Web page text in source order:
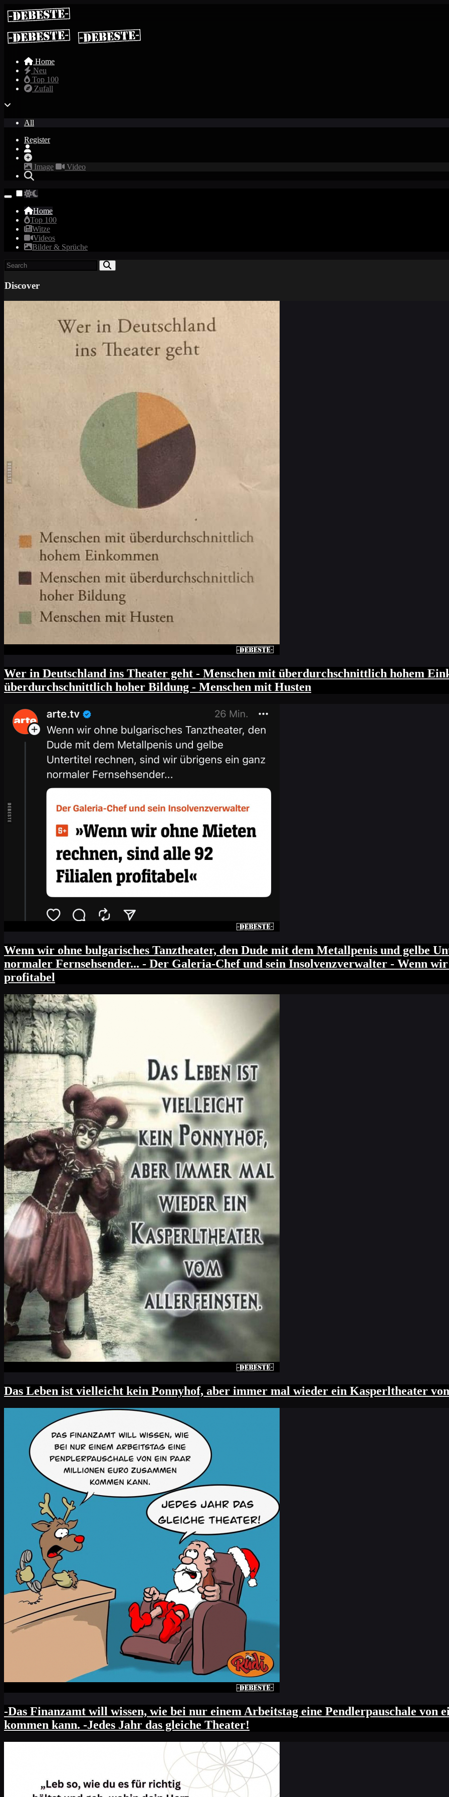
Home
Neu
Top 100
Zufall
All
Register
Image Video
Home
Top 100
Witze
Videos
Bilder & Sprüche
Discover
Wer in Deutschland ins Theater geht - Menschen mit überdurchschnittlich hohem
überdurchschnittlich hoher Bildung - Menschen mit Husten
Wenn wir ohne bulgarisches Tanztheater, den Dude mit dem Metallpenis und gelbe
normaler Fernsehsender... - Der Galeria-Chef und sein Insolvenzverwalter - Wenn
profitabel
Das Leben ist vielleicht kein Ponnyhof, aber immer mal wieder ein Kasperltheater
-Das Finanzamt will wissen, wie bei nur einem Arbeitstag eine Pendlerpauschale von
kommen kann. -Jedes Jahr das gleiche Theater!